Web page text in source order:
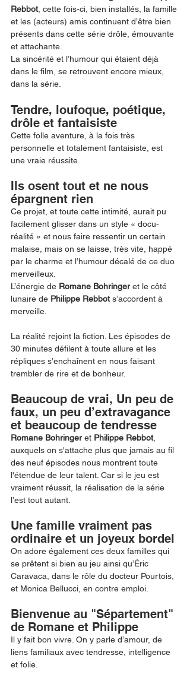
Rebbot, cette fois-ci, bien installés, la famille
et les (acteurs) amis continuent d’être bien
présents dans cette série drôle, émouvante
et attachante.
La sincérité et l’humour qui étaient déjà
dans le film, se retrouvent encore mieux,
dans la série.
Tendre, loufoque, poétique,
drôle et fantaisiste
Cette folle aventure, à la fois très
personnelle et totalement fantaisiste, est
une vraie réussite.
Ils osent tout et ne nous
épargnent rien
Ce projet, et toute cette intimité, aurait pu
facilement glisser dans un style « docu-
réalité » et nous faire ressentir un certain
malaise, mais on se laisse, très vite, happé
par le charme et l’humour décalé de ce duo
merveilleux.
L’énergie de Romane Bohringer et le côté
lunaire de Philippe Rebbot s’accordent à
merveille.
La réalité rejoint la fiction. Les épisodes de
30 minutes défilent à toute allure et les
répliques s’enchaînent en nous faisant
trembler de rire et de bonheur.
Beaucoup de vrai, Un peu de
faux, un peu d’extravagance
et beaucoup de tendresse
Romane Bohringer et Philippe Rebbot,
auxquels on s'attache plus que jamais au fil
des neuf épisodes nous montrent toute
l'étendue de leur talent. Car si le jeu est
vraiment réussit, la réalisation de la série
l’est tout autant.
Une famille vraiment pas
ordinaire et un joyeux bordel
On adore également ces deux familles qui
se prêtent si bien au jeu ainsi qu’Éric
Caravaca, dans le rôle du docteur Pourtois,
et Monica Bellucci, en contre emploi.
Bienvenue au "Sépartement"
de Romane et Philippe
Il y fait bon vivre. On y parle d’amour, de
liens familiaux avec tendresse, intelligence
et folie.